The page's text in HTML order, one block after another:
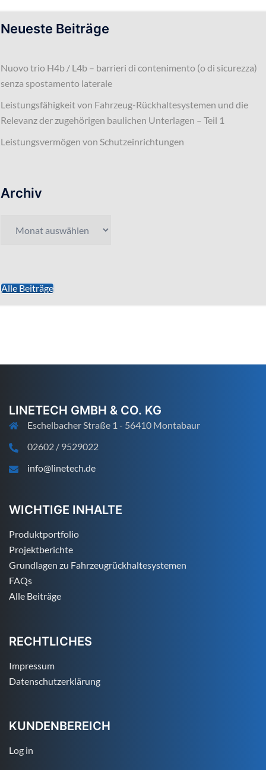
Neueste Beiträge
Nuovo trio H4b / L4b – barrieri di contenimento (o di sicurezza)
senza spostamento laterale
Leistungsfähigkeit von Fahrzeug-Rückhaltesystemen und die
Relevanz der zugehörigen baulichen Unterlagen – Teil 1
Leistungsvermögen von Schutzeinrichtungen
Archiv
Alle Beiträge
LINETECH GMBH & CO. KG
Eschelbacher Straße 1 - 56410 Montabaur
02602 / 9529022
info@linetech.de
WICHTIGE INHALTE
Produktportfolio
Projektberichte
Grundlagen zu Fahrzeugrückhaltesystemen
FAQs
Alle Beiträge
RECHTLICHES
Impressum
Datenschutzerklärung
KUNDENBEREICH
Log in